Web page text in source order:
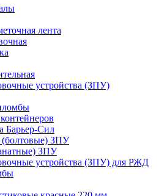
лента
устройства (ЗПУ)
Барьер-Сил
ЗПУ
ЗПУ
устройства (ЗПУ) для РЖД